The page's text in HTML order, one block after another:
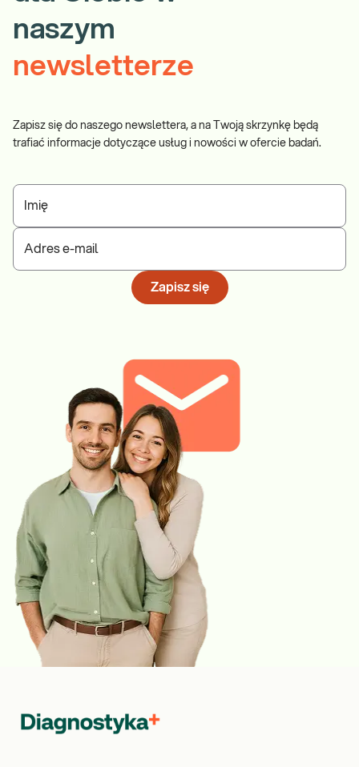
naszym
newsletterze
Zapisz się do naszego newslettera, a na Twoją skrzynkę będą
trafiać informacje dotyczące usług i nowości w ofercie badań.
Imię
Adres e-mail
Zapisz się